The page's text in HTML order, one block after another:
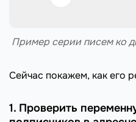
Пример серии писем ко
Cейчас покажем, как его
1. Проверить